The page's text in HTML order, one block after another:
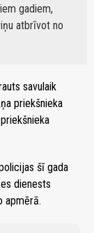
gadiem,
atbrīvot no
savulaik
priekšnieka
šī gada
dienests
apmērā.